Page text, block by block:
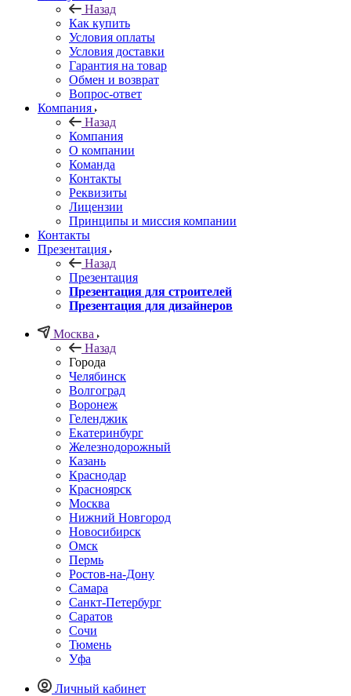
Назад
Как купить
Условия оплаты
Условия доставки
Гарантия на товар
Обмен и возврат
Вопрос-ответ
Компания
Назад
Компания
О компании
Команда
Контакты
Реквизиты
Лицензии
Принципы и миссия компании
Контакты
Презентация
Назад
Презентация
Презентация для строителей
Презентация для дизайнеров
Москва
Назад
Города
Челябинск
Волгоград
Воронеж
Геленджик
Екатеринбург
Железнодорожный
Казань
Краснодар
Красноярск
Москва
Нижний Новгород
Новосибирск
Омск
Пермь
Ростов-на-Дону
Самара
Санкт-Петербург
Саратов
Сочи
Тюмень
Уфа
Личный кабинет